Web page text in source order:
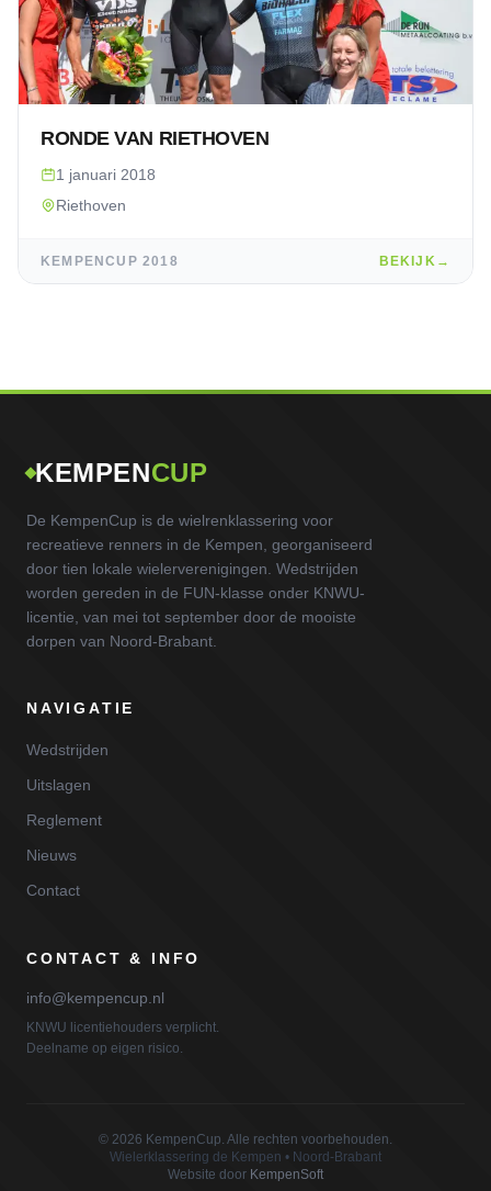
RONDE VAN RIETHOVEN
1 januari 2018
Riethoven
KEMPENCUP 2018 BEKIJK →
KEMPENCUP
De KempenCup is de wielrenklassering voor
recreatieve renners in de Kempen, georganiseerd
door tien lokale wielerverenigingen. Wedstrijden
worden gereden in de FUN-klasse onder KNWU-
licentie, van mei tot september door de mooiste
dorpen van Noord-Brabant.
NAVIGATIE
Wedstrijden
Uitslagen
Reglement
Nieuws
Contact
CONTACT & INFO
info@kempencup.nl
KNWU licentiehouders verplicht.
Deelname op eigen risico.
© 2026 KempenCup. Alle rechten voorbehouden.
Wielerklassering de Kempen • Noord-Brabant
Website door KempenSoft